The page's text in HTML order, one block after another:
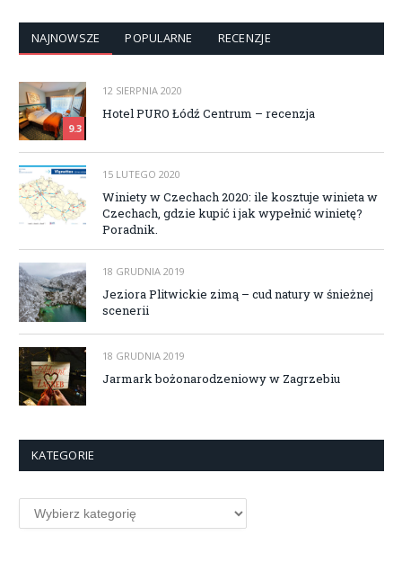
NAJNOWSZE POPULARNE RECENZJE
9.3
12 SIERPNIA 2020
Hotel PURO Łódź Centrum – recenzja
15 LUTEGO 2020
Winiety w Czechach 2020: ile kosztuje winieta w
Czechach, gdzie kupić i jak wypełnić winietę?
Poradnik.
18 GRUDNIA 2019
Jeziora Plitwickie zimą – cud natury w śnieżnej
scenerii
18 GRUDNIA 2019
Jarmark bożonarodzeniowy w Zagrzebiu
KATEGORIE
Kategorie